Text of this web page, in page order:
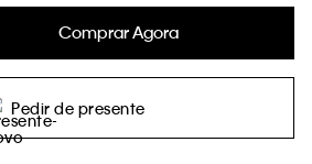
Comprar Agora
Pedir de presente